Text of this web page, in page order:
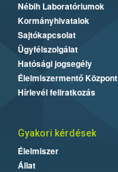
Nébih Laboratóriumok
Kormányhivatalok
Sajtókapcsolat
Ügyfélszolgálat
Hatósági jogsegély
Élelmiszermentő Központ
Hírlevél feliratkozás
Gyakori kérdések
Élelmiszer
Állat